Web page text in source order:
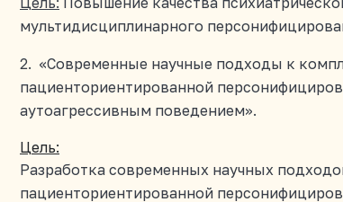
мультидисциплинарного
2. «Современные научные подходы к
пациенториентированной
аутоагрессивным поведением».
Цель:
Разработка современных научных
пациенториентированной